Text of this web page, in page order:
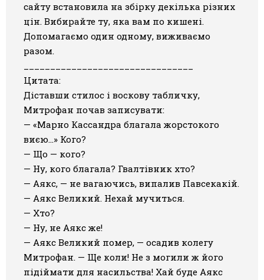
сайту встановила на збірку декілька різних
цін. Вибирайте ту, яка вам по кишені.
Допомагаємо один одному, виживаємо
разом.
Цитата:
Діставши стилос і воскову табличку,
Митрофан почав записувати:
— «Марно Кассандра благала жорстокого
виєю…» Кого?
— Що — кого?
— Ну, кого благала? Гвалтівник хто?
— Аякс, — не вагаючись, випалив Павсекакій.
— Аякс Великий. Нехай мучиться.
— Хто?
— Ну, не Аякс же!
— Аякс Великий помер, — осадив колегу
Митрофан. — Ще коли! Не з могили ж його
підіймати для насильства! Хай буде Аякс